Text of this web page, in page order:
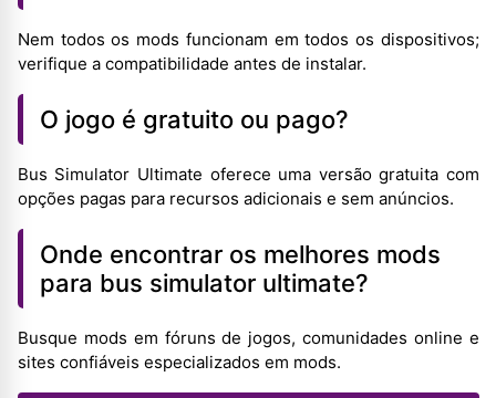
Nem todos os mods funcionam em todos os dispositivos;
verifique a compatibilidade antes de instalar.
O jogo é gratuito ou pago?
Bus Simulator Ultimate oferece uma versão gratuita com
opções pagas para recursos adicionais e sem anúncios.
Onde encontrar os melhores mods
para bus simulator ultimate?
Busque mods em fóruns de jogos, comunidades online e
sites confiáveis especializados em mods.